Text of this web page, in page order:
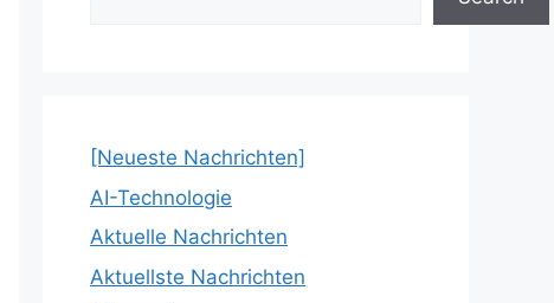
[Neueste Nachrichten]
AI-Technologie
Aktuelle Nachrichten
Aktuellste Nachrichten